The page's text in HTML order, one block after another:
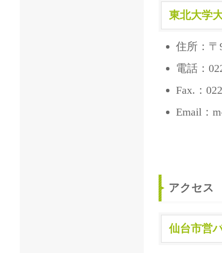
東北大学
住所：
電話：
Fax.：
Email：
アクセス
仙台市営